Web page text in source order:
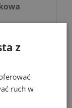
z
ruch w